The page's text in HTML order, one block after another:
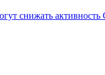
снижать